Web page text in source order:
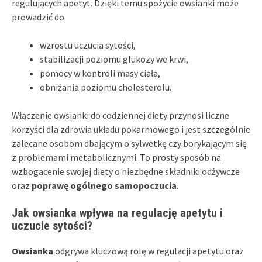
regulujących apetyt. Dzięki temu spożycie owsianki może
prowadzić do:
wzrostu uczucia sytości,
stabilizacji poziomu glukozy we krwi,
pomocy w kontroli masy ciała,
obniżania poziomu cholesterolu.
Włączenie owsianki do codziennej diety przynosi liczne
korzyści dla zdrowia układu pokarmowego i jest szczególnie
zalecane osobom dbającym o sylwetkę czy borykającym się
z problemami metabolicznymi. To prosty sposób na
wzbogacenie swojej diety o niezbędne składniki odżywcze
oraz poprawę ogólnego samopoczucia.
Jak owsianka wpływa na regulację apetytu i
uczucie sytości?
Owsianka odgrywa kluczową rolę w regulacji apetytu oraz